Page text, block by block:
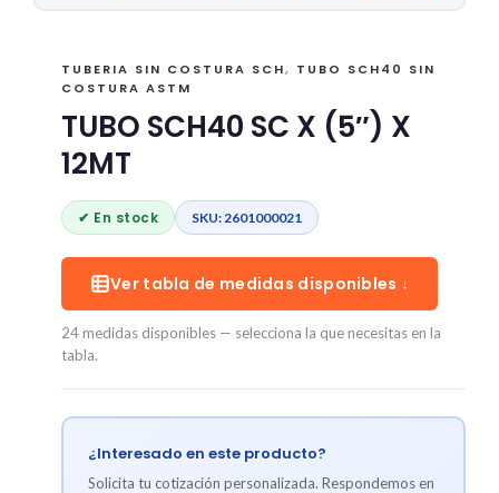
TUBERIA SIN COSTURA SCH, TUBO SCH40 SIN
COSTURA ASTM
TUBO SCH40 SC X (5″) X
12MT
✔ En stock SKU: 2601000021
Ver tabla de medidas disponibles ↓
24 medidas disponibles — selecciona la que necesitas en la
tabla.
¿Interesado en este producto?
Solicita tu cotización personalizada. Respondemos en